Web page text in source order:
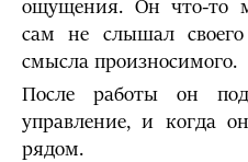
ощущения. Он что-то
сам не слышал
смысла произносимого.
После работы он
управление, и когда
рядом.